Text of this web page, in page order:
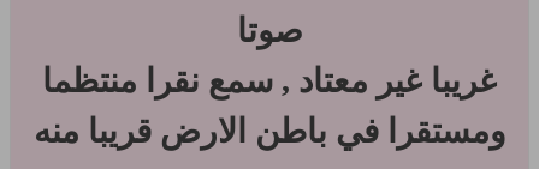
صوتا
غريبا غير معتاد , سمع نقرا منتظما
ومستقرا في باطن الارض قريبا منه